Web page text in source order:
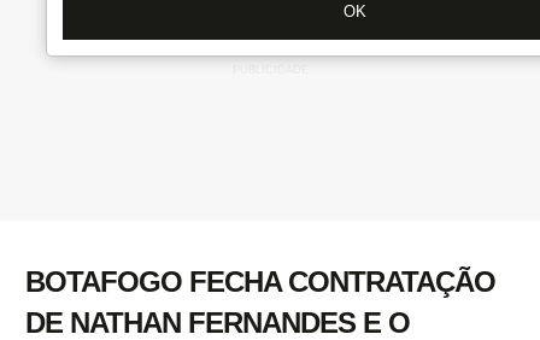
OK
BOTAFOGO FECHA CONTRATAÇÃO
DE NATHAN FERNANDES E O